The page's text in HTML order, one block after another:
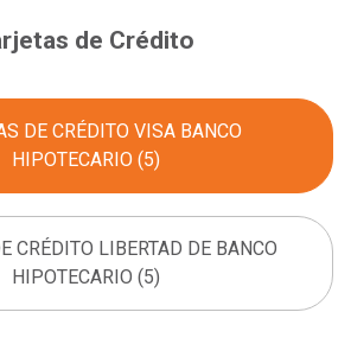
de Crédito
DE CRÉDITO VISA BANCO
HIPOTECARIO (5)
CRÉDITO LIBERTAD DE BANCO
HIPOTECARIO (5)